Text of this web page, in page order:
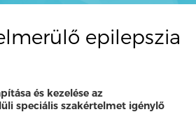
epilepszia
és kezelése az
speciális szakértelmet igénylő